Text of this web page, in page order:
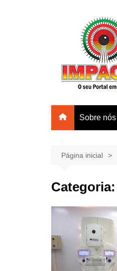
Sobre nós
Página inicial
Categoria: